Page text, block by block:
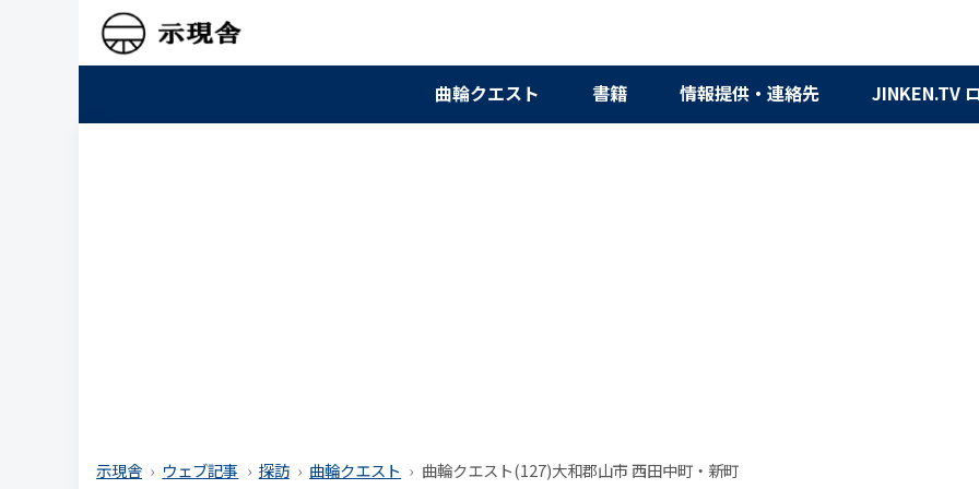
曲輪クエスト 書籍 情報提供・連絡先 JINKEN.TV
示現舎 ウェブ記事 探訪 曲輪クエスト 曲輪クエスト(127)大和郡山市 西田中町・新町